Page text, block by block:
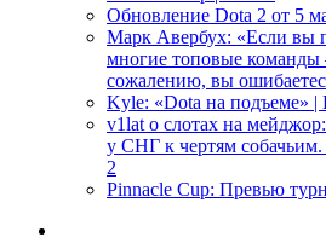
Обновление Dota 2 от 5
Марк Авербух: «Если вы
многие топовые
сожалению, вы
Kyle: «Dota на подъеме» |
v1lat о слотах на
у СНГ к чертям
2
Pinnacle Cup: Превью